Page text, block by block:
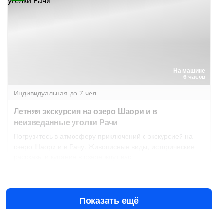
На машине
6 часов
Индивидуальная до 7 чел.
Летняя экскурсия на озеро Шаори и в
неизведанные уголки Рачи
Погрузитесь в атмосферу приключений с экскурсией на
€140за всё до 2 чел.
Показать ещё